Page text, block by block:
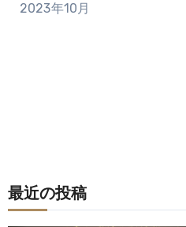
2023年10月
最近の投稿